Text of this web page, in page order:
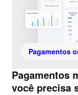
Pagamentos
Pagamentos
você precisa